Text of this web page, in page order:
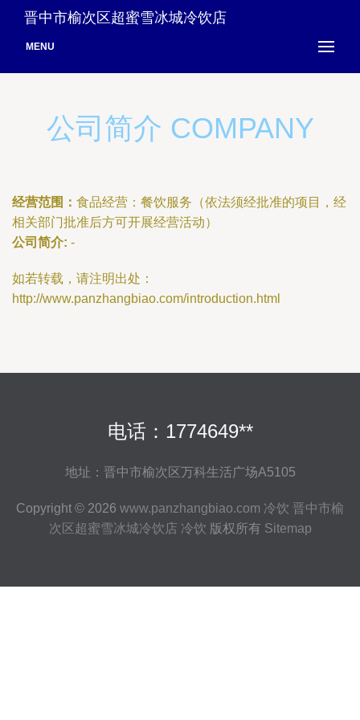
晋中市榆次区超蜜雪冰城冷饮店
MENU
公司简介 COMPANY
经营范围： 食品经营：餐饮服务（依法须经批准的项目，经
相关部门批准后方可开展经营活动）
公司简介: -
如若转载，请注明出处：
http://www.panzhangbiao.com/introduction.html
电话：1774649**
地址：晋中市榆次区万科生活广场A5105
Copyright © 2026 www.panzhangbiao.com 冷饮 晋中市榆
次区超蜜雪冰城冷饮店 冷饮 版权所有 Sitemap